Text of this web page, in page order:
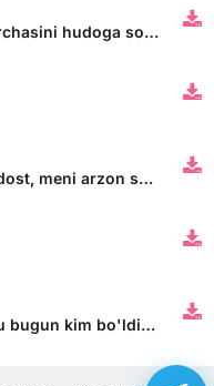
Kim dost kim dushman, Barchasini hudoga soldim
Ortimdan tosh otmagin ey dost, meni arzon sotmagin ey dost
Shukrona (Kecha kim edimu bugun kim bo'ldim)